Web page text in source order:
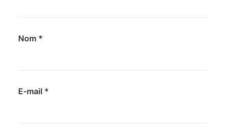
Nom *
E-mail *